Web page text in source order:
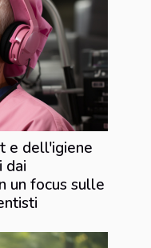
e dell'igiene
dai
un focus sulle